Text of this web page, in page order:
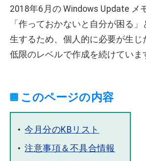
2018年6月の Windows Update メ
「作っておかないと自分が困る
生するため、個人的に必要が生じ
低限のレベルで作成を続けていま
このページの内容
今月分のKBリスト
注意事項＆不具合情報